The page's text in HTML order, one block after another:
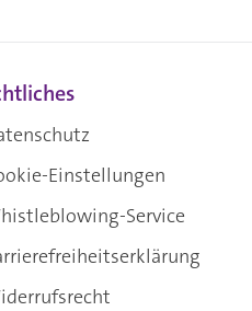
Einstellungen
Service